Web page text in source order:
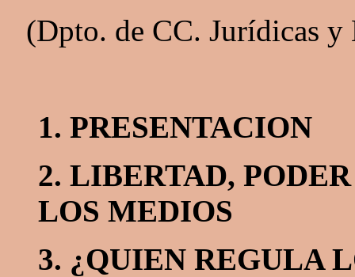
(Dpto. de CC. Jurídicas y
1. PRESENTACION
2. LIBERTAD,
LOS MEDIOS
3. ¿QUIEN REGULA